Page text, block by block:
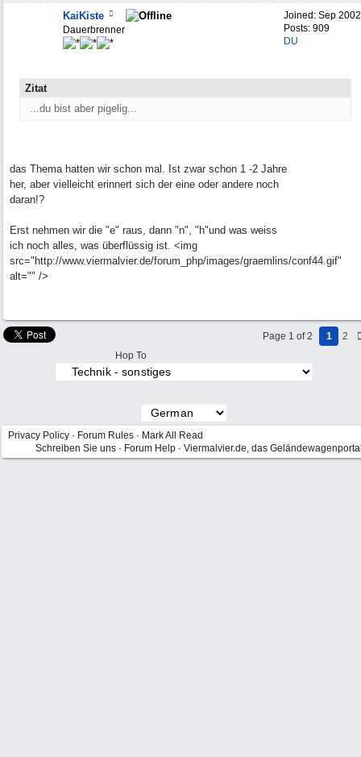
Joined: Sep 2002
Posts: 909
DU
KaiKiste
Dauerbrenner
Zitat
...du bist aber pigelig...
das Thema hatten wir schon mal. Ist zwar schon 1 -2 Jahre
her, aber vielleicht erinnert sich der eine oder andere noch
daran!?
Erst nehmen wir die "e" raus, dann "n", "h"und was weiss
ich noch alles, was überflüssig ist. <img
src="http://www.viermalvier.de/forum_php/images/graemlins/conf44.gif"
alt="" />
Page 1 of 2 1
2
Hop To
Privacy Policy · Forum Rules · Mark All Read
Schreiben Sie uns · Forum Help · Viermalvier.de, das